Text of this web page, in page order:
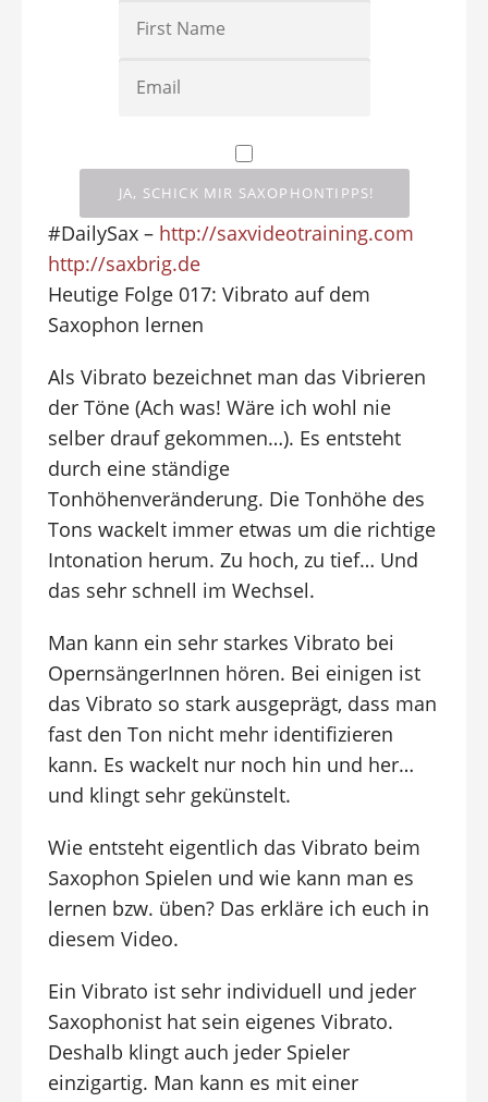
#DailySax – http://saxvideotraining.com
http://saxbrig.de
Heutige Folge 017: Vibrato auf dem
Saxophon lernen
Als Vibrato bezeichnet man das Vibrieren
der Töne (Ach was! Wäre ich wohl nie
selber drauf gekommen…). Es entsteht
durch eine ständige
Tonhöhenveränderung. Die Tonhöhe des
Tons wackelt immer etwas um die richtige
Intonation herum. Zu hoch, zu tief… Und
das sehr schnell im Wechsel.
Man kann ein sehr starkes Vibrato bei
OpernsängerInnen hören. Bei einigen ist
das Vibrato so stark ausgeprägt, dass man
fast den Ton nicht mehr identifizieren
kann. Es wackelt nur noch hin und her…
und klingt sehr gekünstelt.
Wie entsteht eigentlich das Vibrato beim
Saxophon Spielen und wie kann man es
lernen bzw. üben? Das erkläre ich euch in
diesem Video.
Ein Vibrato ist sehr individuell und jeder
Saxophonist hat sein eigenes Vibrato.
Deshalb klingt auch jeder Spieler
einzigartig. Man kann es mit einer